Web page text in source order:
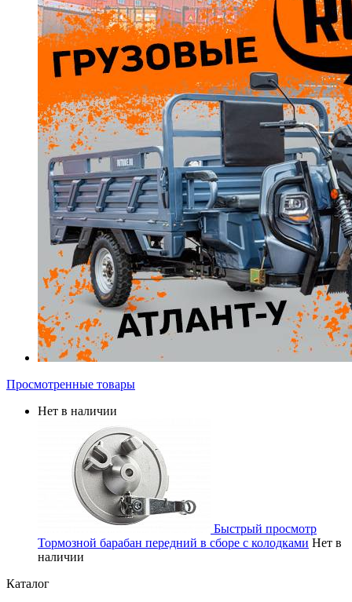
Просмотренные товары
Нет в наличии
Быстрый просмотр
Тормозной барабан передний в сборе с колодками Нет в
наличии
Каталог